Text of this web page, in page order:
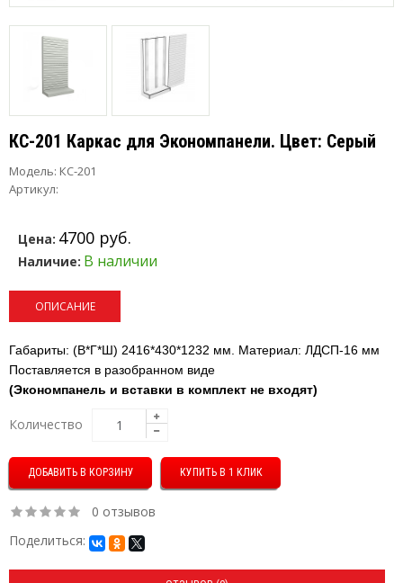
КС-201 Каркас для Экономпанели. Цвет: Серый
Модель: КС-201
Артикул:
Цена: 4700 руб.
Наличие: В наличии
ОПИСАНИЕ
Габариты: (В*Г*Ш) 2416*430*1232 мм. Материал: ЛДСП-16 мм
Поставляется в разобранном виде
(Экономпанель и вставки в комплект не входят)
Количество
КУПИТЬ В 1 КЛИК
0 отзывов
Поделиться: